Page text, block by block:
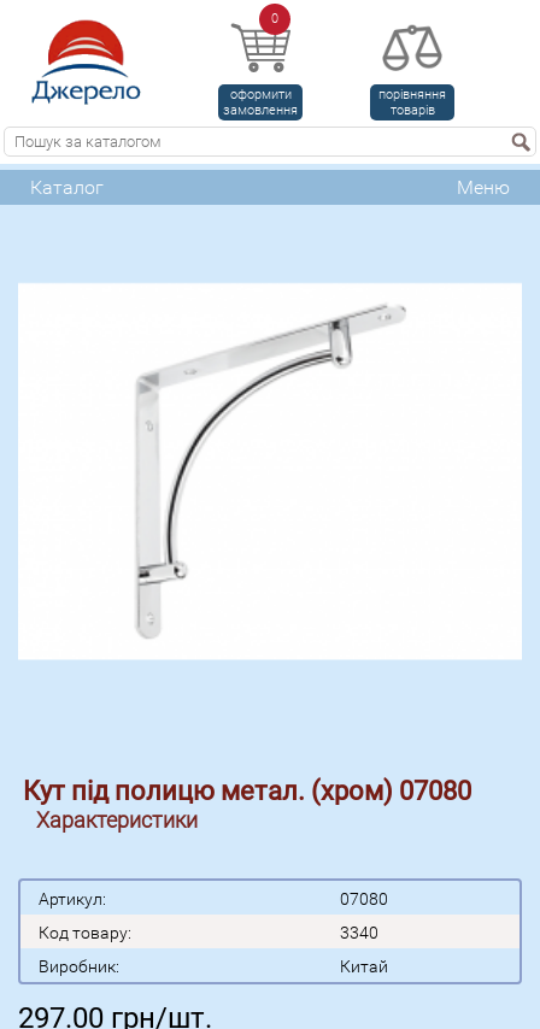
0
оформити
замовлення
порівняння
товарів
Каталог Меню
Кут під полицю метал. (хром) 07080
Характеристики
Артикул:
07080
Код товару:
3340
Виробник:
Китай
297.00 грн/шт.